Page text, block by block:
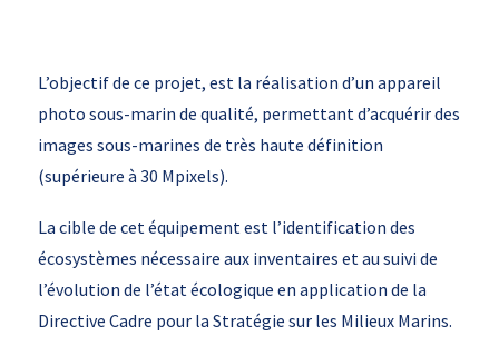
L’objectif de ce projet, est la réalisation d’un appareil
photo sous-marin de qualité, permettant d’acquérir des
images sous-marines de très haute définition
(supérieure à 30 Mpixels).
La cible de cet équipement est l’identification des
écosystèmes nécessaire aux inventaires et au suivi de
l’évolution de l’état écologique en application de la
Directive Cadre pour la Stratégie sur les Milieux Marins.